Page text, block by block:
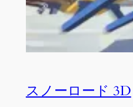
スノーロード 3D